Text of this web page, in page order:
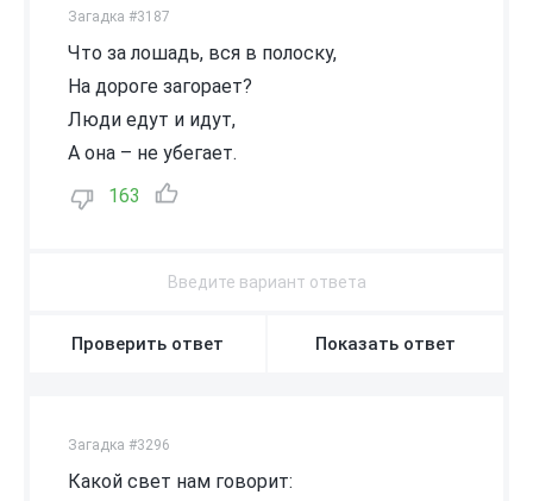
Загадка #3187
Что за лошадь, вся в полоску,
На дороге загорает?
Люди едут и идут,
А она – не убегает.
163
Проверить ответ Показать ответ
Загадка #3296
Какой свет нам говорит: